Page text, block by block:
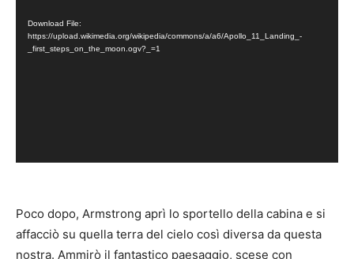
Download File:
https://upload.wikimedia.org/wikipedia/commons/a/a6/Apollo_11_Landing_-
_first_steps_on_the_moon.ogv?_=1
Poco dopo, Armstrong aprì lo sportello della cabina e si
affacciò su quella terra del cielo così diversa da questa
nostra. Ammirò il fantastico paesaggio, scese con